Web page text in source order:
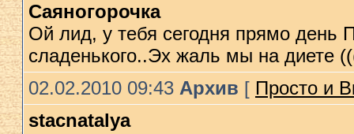
Саяногорочка
Ой лид, у тебя сегодня прямо день
сладенького..Эх жаль мы на диете
02.02.2010 09:43 Архив [ Просто и
stacnatalya